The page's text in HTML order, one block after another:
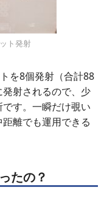
ト発射
を8個発射（合計88
射されるので、少
す。一瞬だけ覗い
離でも運用できる
たの？